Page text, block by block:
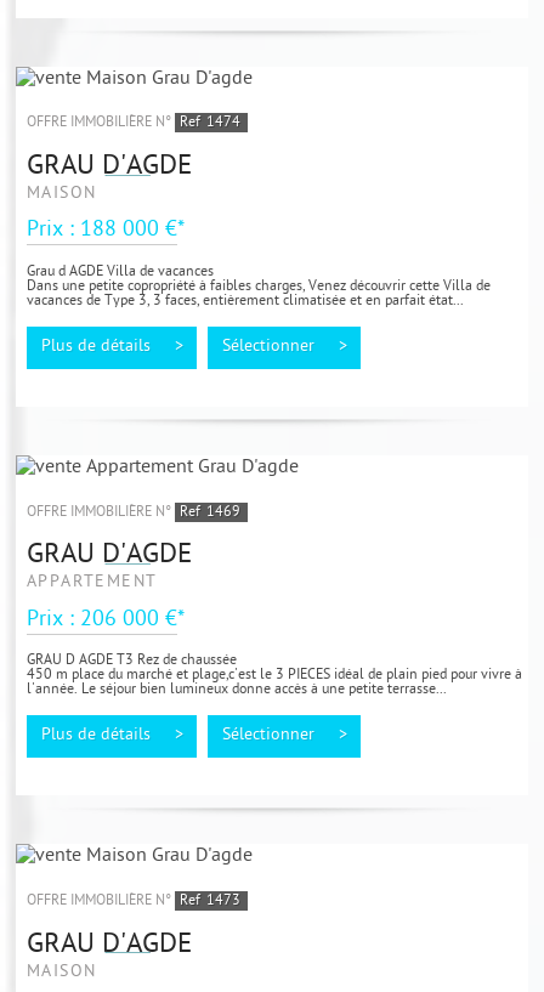
OFFRE IMMOBILIÈRE N° Ref 1474
GRAU D'AGDE
MAISON
Prix : 188 000 €*
Grau d AGDE Villa de vacances
Dans une petite copropriété à faibles charges, Venez découvrir cette Villa de
vacances de Type 3, 3 faces, entièrement climatisée et en parfait état...
Plus de détails > Sélectionner >
OFFRE IMMOBILIÈRE N° Ref 1469
GRAU D'AGDE
APPARTEMENT
Prix : 206 000 €*
GRAU D AGDE T3 Rez de chaussée
450 m place du marché et plage,c'est le 3 PIECES idéal de plain pied pour vivre à
l'année. Le séjour bien lumineux donne accès à une petite terrasse...
Plus de détails > Sélectionner >
OFFRE IMMOBILIÈRE N° Ref 1473
GRAU D'AGDE
MAISON